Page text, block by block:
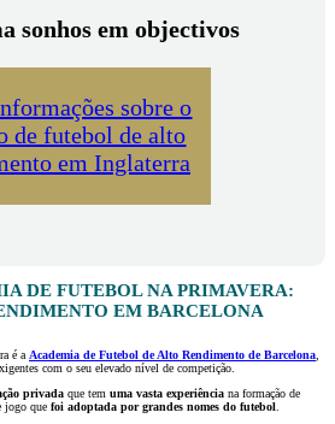
sonhos em objectivos
sobre o
de futebol de alto
em Inglaterra
DE FUTEBOL NA PRIMAVERA:
EM BARCELONA
é aAcademia de Futebol de Alto Rendimento de Barcelona,
com o seu elevado nível de competição.
privada que tem uma vasta experiência na formação de
jogo que foi adoptada por grandes nomes do futebol.